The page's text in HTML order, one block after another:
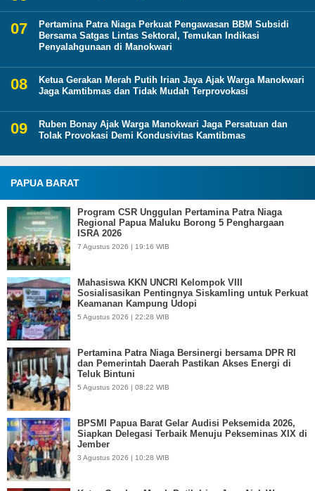
Pertamina Patra Niaga Perkuat Pengawasan BBM Subsidi
Bersama Satgas Lintas Sektoral, Temukan Indikasi
Penyalahgunaan di Manokwari
Ketua Gerakan Merah Putih Irian Jaya Ajak Warga Manokwari
Jaga Kamtibmas dan Tidak Mudah Terprovokasi
Ruben Bonay Ajak Warga Manokwari Jaga Persatuan dan
Tolak Provokasi Demi Kondusivitas Kamtibmas
PAPUA BARAT
Program CSR Unggulan Pertamina Patra Niaga
Regional Papua Maluku Borong 5 Penghargaan
ISRA 2026
7 Agustus 2026 | 19:16 WIB
Mahasiswa KKN UNCRI Kelompok VIII
Sosialisasikan Pentingnya Siskamling untuk Perkuat
Keamanan Kampung Udopi
5 Agustus 2026 | 22:28 WIB
Pertamina Patra Niaga Bersinergi bersama DPR RI
dan Pemerintah Daerah Pastikan Akses Energi di
Teluk Bintuni
5 Agustus 2026 | 08:22 WIB
BPSMI Papua Barat Gelar Audisi Peksemida 2026,
Siapkan Delegasi Terbaik Menuju Pekseminas XIX di
Jember
3 Agustus 2026 | 10:28 WIB